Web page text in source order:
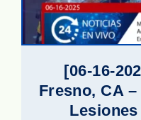
[06-16-
Fresno, CA